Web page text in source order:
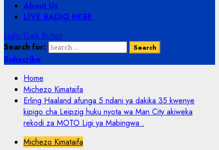
About Us
LIVE RADIO HERE
Light/Dark Button
Search for:
Subscribe
Home
Michezo Kimataifa
Erling Haaland afunga 5 ndani ya dakika 35 kwenye
kipigo cha Leipzig huku nyota wa Man City akiweka
rekodi za MOTO Ligi ya Mabingwa .
Michezo Kimataifa